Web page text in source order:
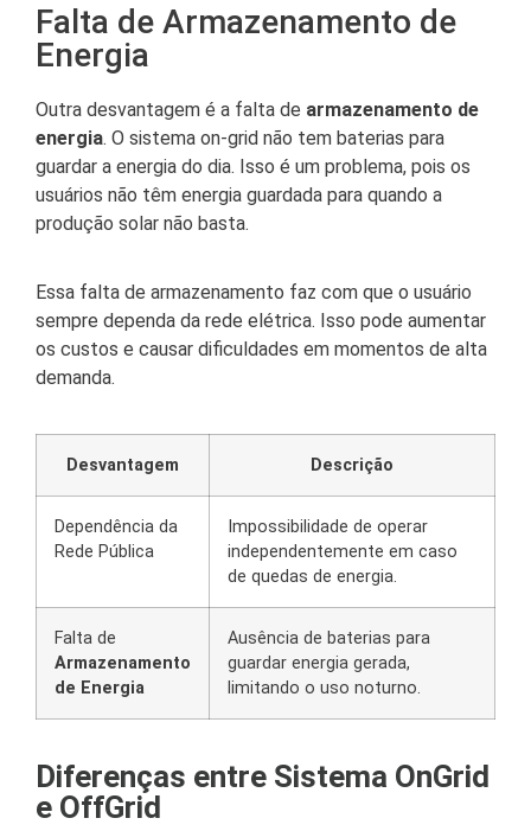
Falta de Armazenamento de
Energia
Outra desvantagem é a falta de armazenamento de
energia. O sistema on-grid não tem baterias para
guardar a energia do dia. Isso é um problema, pois os
usuários não têm energia guardada para quando a
produção solar não basta.
Essa falta de armazenamento faz com que o usuário
sempre dependa da rede elétrica. Isso pode aumentar
os custos e causar dificuldades em momentos de alta
demanda.
Desvantagem Descrição
Dependência da
Rede Pública
Impossibilidade de operar
independentemente em caso
de quedas de energia.
Falta de
Armazenamento
de Energia
Ausência de baterias para
guardar energia gerada,
limitando o uso noturno.
Diferenças entre Sistema OnGrid
e OffGrid